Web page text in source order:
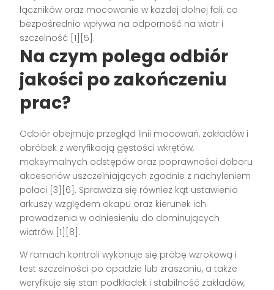
łączników oraz mocowanie w każdej dolnej fali, co
bezpośrednio wpływa na odporność na wiatr i
szczelność [1][5].
Na czym polega odbiór
jakości po zakończeniu
prac?
Odbiór obejmuje przegląd linii mocowań, zakładów i
obróbek z weryfikacją gęstości wkrętów,
maksymalnych odstępów oraz poprawności doboru
akcesoriów uszczelniających zgodnie z nachyleniem
połaci [3][6]. Sprawdza się również kąt ustawienia
arkuszy względem okapu oraz kierunek ich
prowadzenia w odniesieniu do dominujących
wiatrów [1][8].
W ramach kontroli wykonuje się próbę wzrokową i
test szczelności po opadzie lub zraszaniu, a także
weryfikuje się stan podkładek i stabilność zakładów,